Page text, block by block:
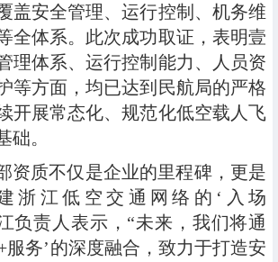
盖安全管理、运行控制、机务维
全体系。此次成功取证，表明壹
理体系、运行控制能力、人员资
等方面，均已达到民航局的严格
开展常态化、规范化低空载人飞
础。
资质不仅是企业的里程碑，更是
浙江低空交通网络的‘入场
负责人表示，“未来，我们将通
服务’的深度融合，致力于打造安